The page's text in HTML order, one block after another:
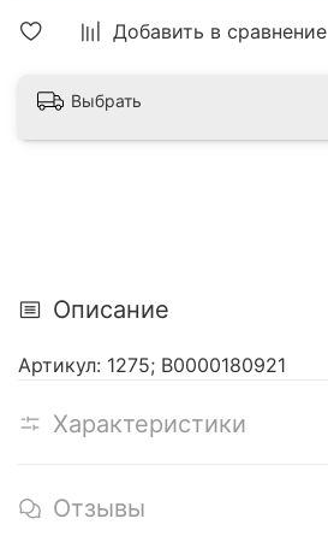
Добавить в сравнение
Выбрать
Описание
Артикул: 1275; В0000180921
Характеристики
Отзывы